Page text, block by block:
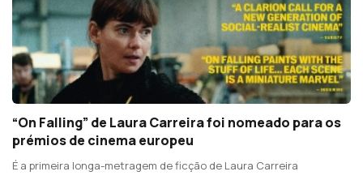
“On Falling” de Laura Carreira foi nomeado para os
prémios de cinema europeu
É a primeira longa-metragem de ficção de Laura Carreira